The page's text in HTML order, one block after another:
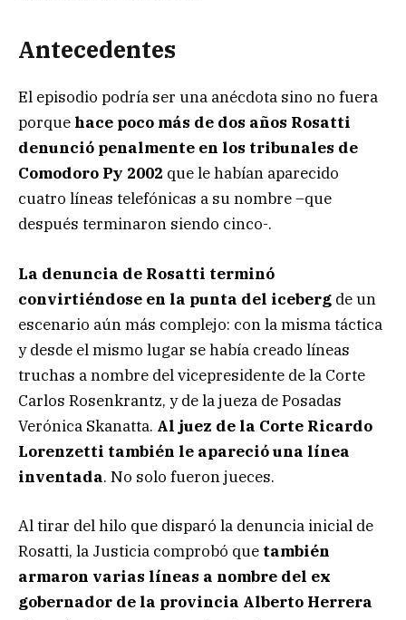
Antecedentes
El episodio podría ser una anécdota sino no fuera
porque hace poco más de dos años Rosatti
denunció penalmente en los tribunales de
Comodoro Py 2002 que le habían aparecido
cuatro líneas telefónicas a su nombre –que
después terminaron siendo cinco-.
La denuncia de Rosatti terminó
convirtiéndose en la punta del iceberg de un
escenario aún más complejo: con la misma táctica
y desde el mismo lugar se había creado líneas
truchas a nombre del vicepresidente de la Corte
Carlos Rosenkrantz, y de la jueza de Posadas
Verónica Skanatta. Al juez de la Corte Ricardo
Lorenzetti también le apareció una línea
inventada. No solo fueron jueces.
Al tirar del hilo que disparó la denuncia inicial de
Rosatti, la Justicia comprobó que también
armaron varias líneas a nombre del ex
gobernador de la provincia Alberto Herrera